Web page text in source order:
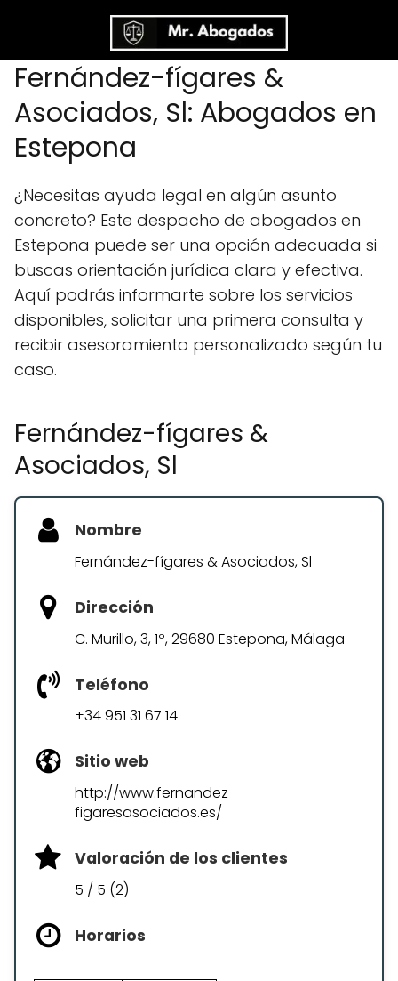
Fernández-fígares &
Asociados, Sl: Abogados en
Estepona
¿Necesitas ayuda legal en algún asunto
concreto? Este despacho de abogados en
Estepona puede ser una opción adecuada si
buscas orientación jurídica clara y efectiva.
Aquí podrás informarte sobre los servicios
disponibles, solicitar una primera consulta y
recibir asesoramiento personalizado según tu
caso.
Fernández-fígares &
Asociados, Sl
Nombre
Fernández-fígares & Asociados, Sl
Dirección
C. Murillo, 3, 1º, 29680 Estepona, Málaga
Teléfono
+34 951 31 67 14
Sitio web
http://www.fernandez-
figaresasociados.es/
Valoración de los clientes
5 / 5 (2)
Horarios